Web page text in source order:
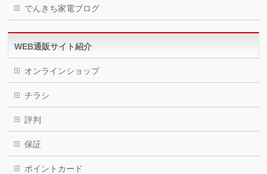
でんきち家電ブログ
WEB通販サイト紹介
オンラインショップ
チラシ
評判
保証
ポイントカード